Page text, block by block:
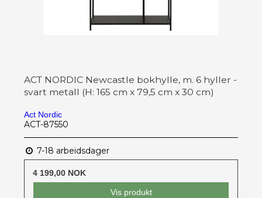
ACT NORDIC Newcastle bokhylle, m. 6 hyller -
svart metall (H: 165 cm x 79,5 cm x 30 cm)
Act Nordic
ACT-87550
7-18 arbeidsdager
4 199,00 NOK
Vis produkt